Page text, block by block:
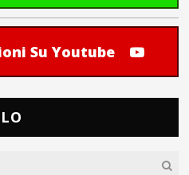
Su Youtube